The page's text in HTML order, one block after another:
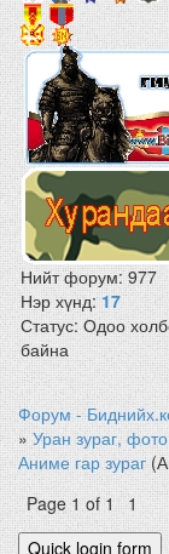
Нийт форум:977
Нэр хүнд:17
Статус:Одоо
байна
Форум -
» Уран зураг,
Аниме гар зураг
Page1of1 1